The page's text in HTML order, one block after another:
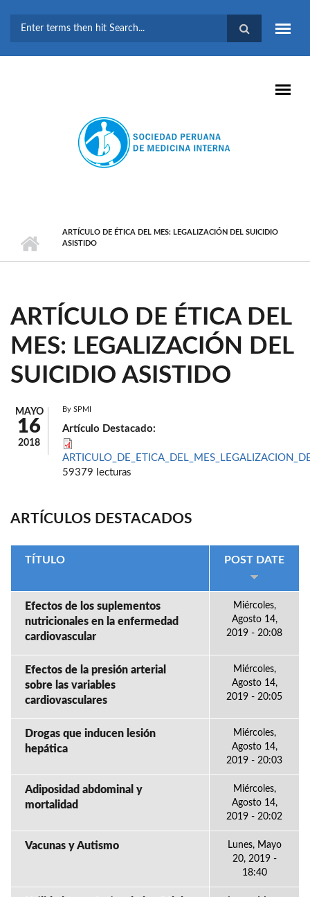
BÚSQUEDA
ARTÍCULO DE ÉTICA DEL MES: LEGALIZACIÓN DEL SUICIDIO
ASISTIDO
ARTÍCULO DE ÉTICA DEL
MES: LEGALIZACIÓN DEL
SUICIDIO ASISTIDO
MAYO
16
2018
By SPMI
Artículo Destacado:
59379 lecturas
ARTÍCULOS DESTACADOS
TÍTULO POST DATE
Efectos de los suplementos
nutricionales en la enfermedad
cardiovascular
Miércoles,
Agosto 14,
2019 - 20:08
Efectos de la presión arterial
sobre las variables
cardiovasculares
Miércoles,
Agosto 14,
2019 - 20:05
Drogas que inducen lesión
hepática
Miércoles,
Agosto 14,
2019 - 20:03
Adiposidad abdominal y
mortalidad
Miércoles,
Agosto 14,
2019 - 20:02
Vacunas y Autismo
Lunes, Mayo
20, 2019 -
18:40